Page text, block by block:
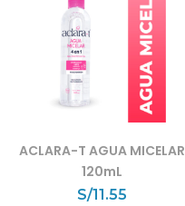
ACLARA-T AGUA MICELAR
120mL
S/11.55